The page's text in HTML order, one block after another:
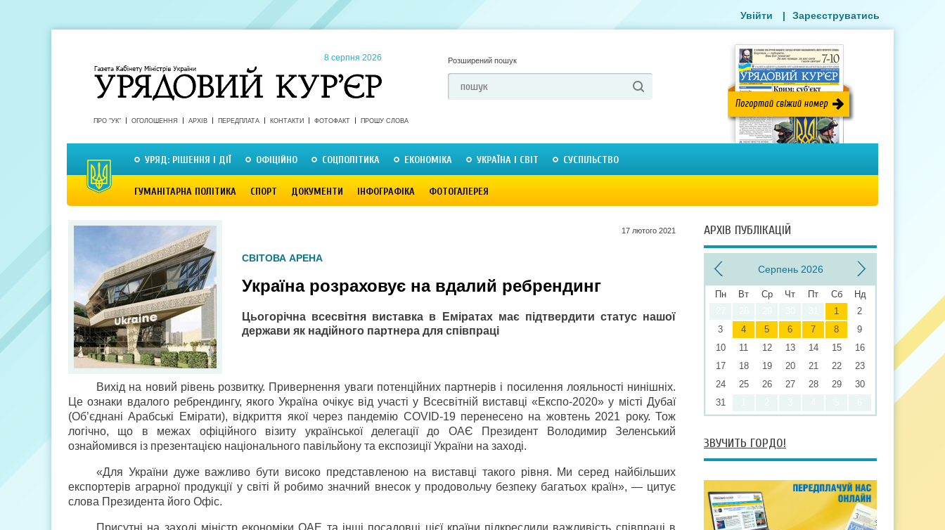
8 серпня 2026 Розширений пошук
ПРО "УК" ОГОЛОШЕННЯ АРХІВ ПЕРЕДПЛАТА КОНТАКТИ ФОТОФАКТ ПРОШУ СЛОВА
УРЯД: РІШЕННЯ І ДІЇ ОФІЦІЙНО СОЦПОЛІТИКА ЕКОНОМІКА УКРАЇНА І СВІТ СУСПІЛЬСТВО
ГУМАНІТАРНА ПОЛІТИКА СПОРТ ДОКУМЕНТИ ІНФОГРАФІКА ФОТОГАЛЕРЕЯ
Увійти | Зареєструватись
17 лютого 2021
СВІТОВА АРЕНА
Україна розраховує на вдалий ребрендинг
Цьогорічна всесвітня виставка в Еміратах має підтвердити статус нашої
держави як надійного партнера для співпраці
Вихід на новий рівень розвитку. Привернення уваги потенційних партнерів і посилення лояльності нинішніх.
Це ознаки вдалого ребрендингу, якого Україна очікує від участі у Всесвітній виставці «Експо-2020» у місті Дубаї
(Об’єднані Арабські Емірати), відкриття якої через пандемію COVID-19 перенесено на жовтень 2021 року. Тож
логічно, що в межах офіційного візиту української делегації до ОАЄ Президент Володимир Зеленський
ознайомився із презентацією національного павільйону та експозиції України на заході.
«Для України дуже важливо бути високо представленою на виставці такого рівня. Ми серед найбільших
експортерів аграрної продукції у світі й робимо значний внесок у продовольчу безпеку багатьох країн», — цитує
слова Президента його Офіс.
Присутні на заході міністр економіки ОАЕ та інші посадовці цієї країни підкреслили важливість співпраці в
АРХІВ ПУБЛІКАЦІЙ
Серпень 2026
Пн Вт Ср Чт Пт Сб
Нд
1
2
3
4 5 6 7 8
9
10
11 12 13 14 15
16
17
18 19 20 21 22
23
24
25 26 27 28 29
30
31
ЗВУЧИТЬ ГОРДО!